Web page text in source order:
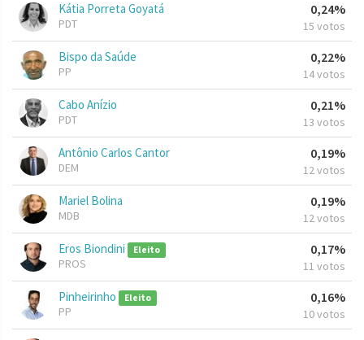
Kátia Porreta Goyatá
PDT
0,24%
15 votos
Bispo da Saúde
PP
0,22%
14 votos
Cabo Anízio
PDT
0,21%
13 votos
Antônio Carlos Cantor
DEM
0,19%
12 votos
Mariel Bolina
MDB
0,19%
12 votos
Eros Biondini Eleito
PROS
0,17%
11 votos
Pinheirinho Eleito
PP
0,16%
10 votos